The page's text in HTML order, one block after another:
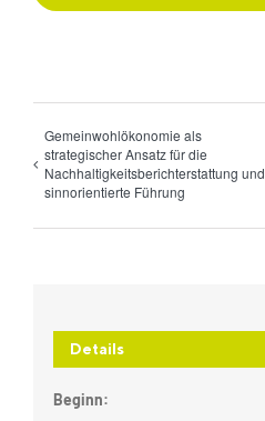
Gemeinwohlökonomie als
strategischer Ansatz für die
Nachhaltigkeitsberichterstattung und
sinnorientierte Führung
Details
Beginn: